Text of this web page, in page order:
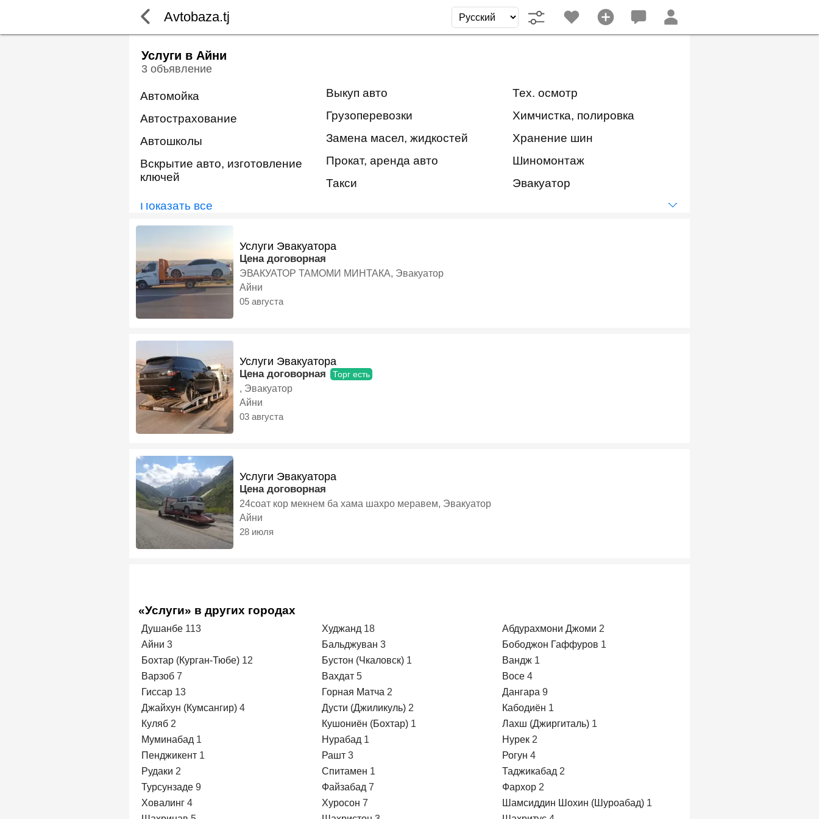
Avtobaza.tj
Услуги в Айни
3 объявление
Автомойка
Автострахование
Автошколы
Вскрытие авто, изготовление
ключей
Выкуп авто
Грузоперевозки
Замена масел, жидкостей
Прокат, аренда авто
Такси
Тех. осмотр
Химчистка, полировка
Хранение шин
Шиномонтаж
Эвакуатор
Показать всё
Услуги Эвакуатора
Цена договорная
ЭВАКУАТОР ТАМОМИ МИНТАКА, Эвакуатор
Айни
05 августа
Услуги Эвакуатора
Цена договорная Торг есть
, Эвакуатор
Айни
03 августа
Услуги Эвакуатора
Цена договорная
24соат кор мекнем ба хама шахро меравем, Эвакуатор
Айни
28 июля
«Услуги» в других городах
Душанбе 113 Худжанд 18 Абдурахмони Джоми 2
Айни 3 Бальджуван 3 Бободжон Гаффуров 1
Бохтар (Курган-Тюбе) 12 Бустон (Чкаловск) 1 Вандж 1
Варзоб 7 Вахдат 5 Восе 4
Гиссар 13 Горная Матча 2 Дангара 9
Джайхун (Кумсангир) 4 Дусти (Джиликуль) 2 Кабодиён 1
Куляб 2 Кушониён (Бохтар) 1 Лахш (Джиргиталь) 1
Муминабад 1 Нурабад 1 Нурек 2
Пенджикент 1 Рашт 3 Рогун 4
Рудаки 2 Спитамен 1 Таджикабад 2
Турсунзаде 9 Файзабад 7 Фархор 2
Ховалинг 4 Хуросон 7 Шамсиддин Шохин (Шуроабад) 1